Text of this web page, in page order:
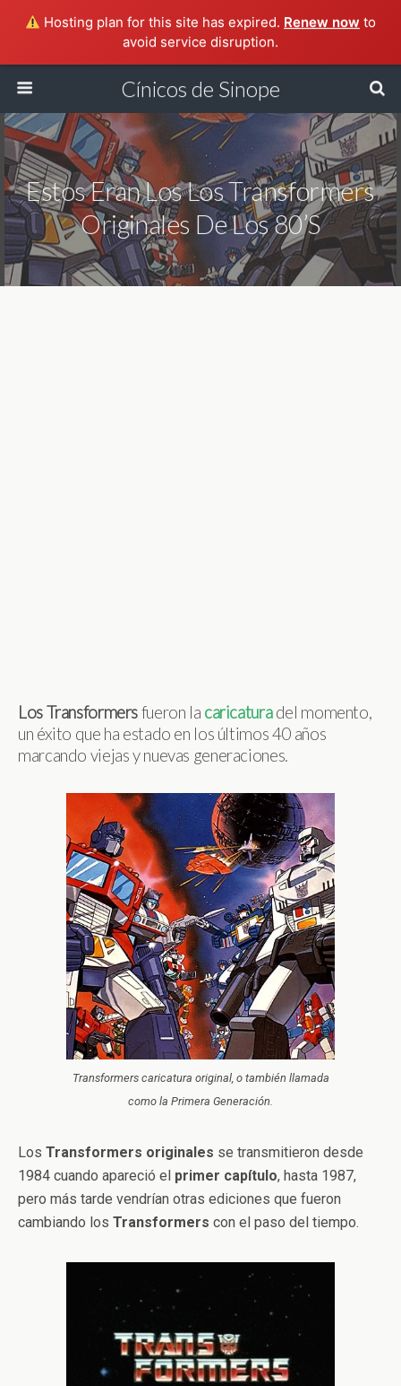
Hosting plan for this site has expired. Renew now to
avoid service disruption.
Cínicos de Sinope
Estos Eran Los Los Transformers
Originales De Los 80’s
Los Transformersfueron la caricatura del momento,
un éxito que ha estado en los últimos 40 años
marcando viejas y nuevas generaciones.
Transformers caricatura original, o también llamada
como la Primera Generación.
Los Transformers originales se transmitieron desde
1984 cuando apareció el primer capítulo, hasta 1987,
pero más tarde vendrían otras ediciones que fueron
cambiando los Transformers con el paso del tiempo.